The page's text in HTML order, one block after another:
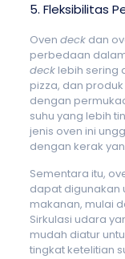
5. Fleksibilitas
Oven deckdan
perbedaan
decklebih sering
pizza, dan
dengan
suhu yang lebih
jenis oven ini
dengan kerak
Sementara itu,
dapat digunakan
makanan, mulai
Sirkulasi udara
mudah diatur
tingkat ketelitian